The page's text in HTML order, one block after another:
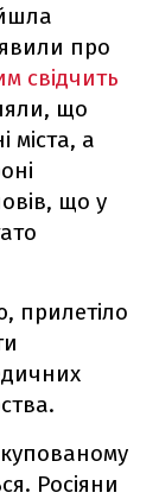
про
свідчить
що
міста, а
що у
прилетіло
Росіяни